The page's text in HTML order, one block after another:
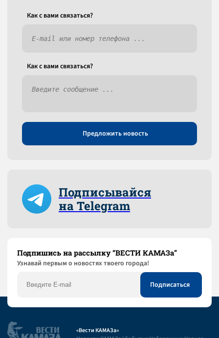
Как c вами связаться?
Как c вами связаться?
Предложить новость
Подписывайся
на Telegram
Подпишись на рассылку “ВЕСТИ КАМАЗа”
Узнaвай первым о новостях твоего города!
«Вести КАМАЗа»